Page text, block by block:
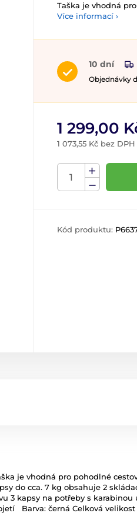
Taška je vhodná
Více informací ›
10 dní
Objednávky
1 299,00
1 073,55 Kč bez DPH
Kód produktu:
je vhodná pro pohodlné
do cca. 7 kg obsahuje 2
3 kapsy na potřeby s
Barva: černá Celková velikost